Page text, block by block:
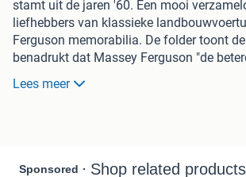
stamt uit de jaren '60. Een mooi
liefhebbers van klassieke
Ferguson memorabilia. De folder toont
benadrukt dat Massey Ferguson "de
een afbeelding van de trekker en een
andere advertenties
Lees meer